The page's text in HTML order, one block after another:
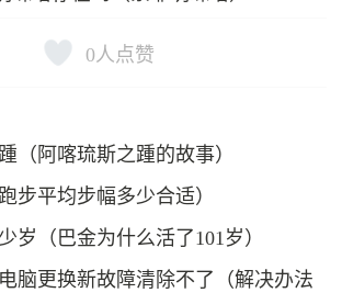
0人点赞
（阿喀琉斯之踵的故事）
步平均步幅多少合适）
岁（巴金为什么活了101岁）
脑更换新故障清除不了（解决办法